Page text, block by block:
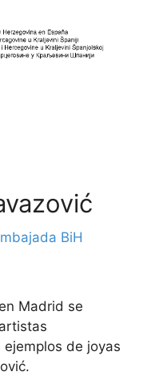
BiH
Madrid se
de joyas